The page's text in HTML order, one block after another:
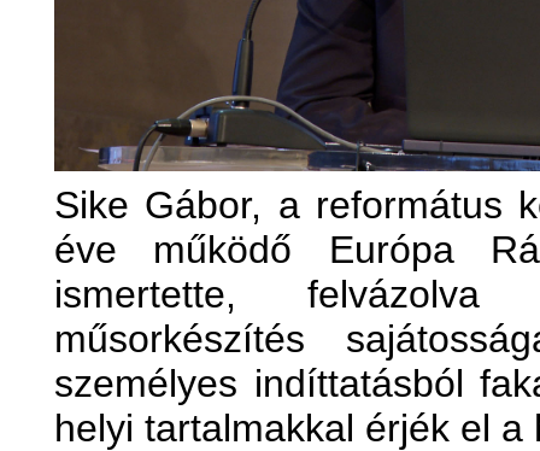
Sike Gábor, a református
éve működő Európa
ismertette,
műsorkészítés
személyes indíttatásból
helyi tartalmakkal érjék el a